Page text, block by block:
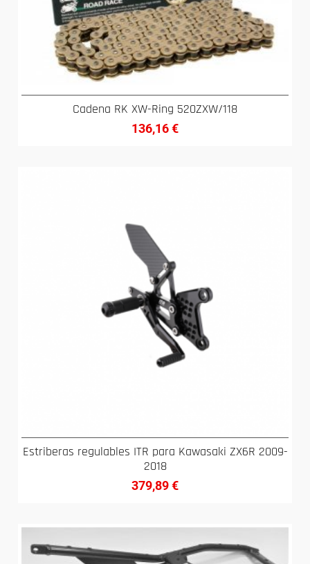
Cadena RK XW-Ring 520ZXW/118
136,16€
Estriberas regulables ITR para Kawasaki ZX6R 2009-
2018
379,89€